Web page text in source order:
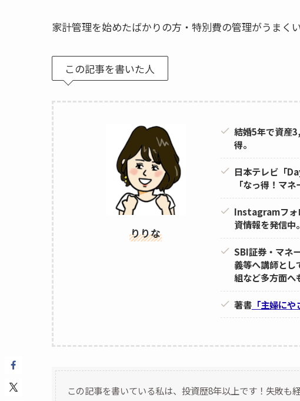
家計管理を始めたばかりの方・特別費の管理がうまく
この記事を書いた人
りりな
結婚5年で資産
得。
日本テレビ「
「なっ得！マ
Instagramフォ
資情報を発信中。
SBI証券・マネ
義等へ講師とし
組など多方面へ
著書「主婦にや
この記事を書いている私は、投資歴8年以上です！失敗